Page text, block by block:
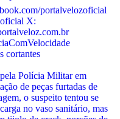
cortantes